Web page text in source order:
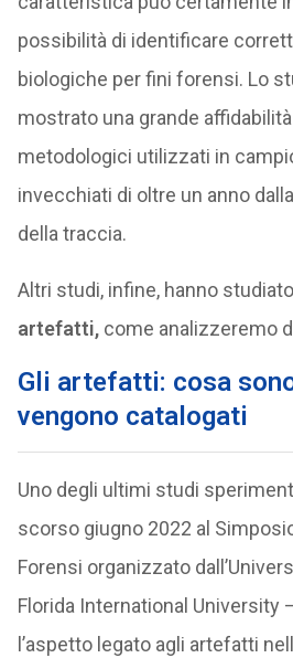
possibilità di identificare
biologiche per fini forensi. Lo
mostrato una grande
metodologici utilizzati in
invecchiati di oltre un anno
della traccia.
Altri studi, infine, hanno
artefatti, come analizzeremo
Gli artefatti: cosa
vengono catalogati
Uno degli ultimi studi
scorso giugno 2022 al
Forensi organizzato
Florida International University
l’aspetto legato agli artefatti